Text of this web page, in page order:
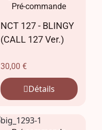
Pré-commande
NCT 127 - BLINGY
(CALL 127 Ver.)
30,00 €
Détails